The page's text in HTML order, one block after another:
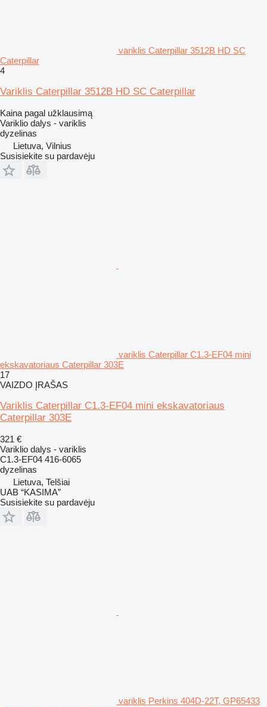
variklis Caterpillar 3512B HD SC
Caterpillar
4
Variklis Caterpillar 3512B HD SC Caterpillar
Kaina pagal užklausimą
Variklio dalys - variklis
dyzelinas
Lietuva, Vilnius
Susisiekite su pardavėju
variklis Caterpillar C1.3-EF04 mini
ekskavatoriaus Caterpillar 303E
17
VAIZDO ĮRAŠAS
Variklis Caterpillar C1.3-EF04 mini ekskavatoriaus
Caterpillar 303E
321 €
Variklio dalys - variklis
C1.3-EF04 416-6065
dyzelinas
Lietuva, Telšiai
UAB “KASIMA”
Susisiekite su pardavėju
variklis Perkins 404D-22T, GP65433